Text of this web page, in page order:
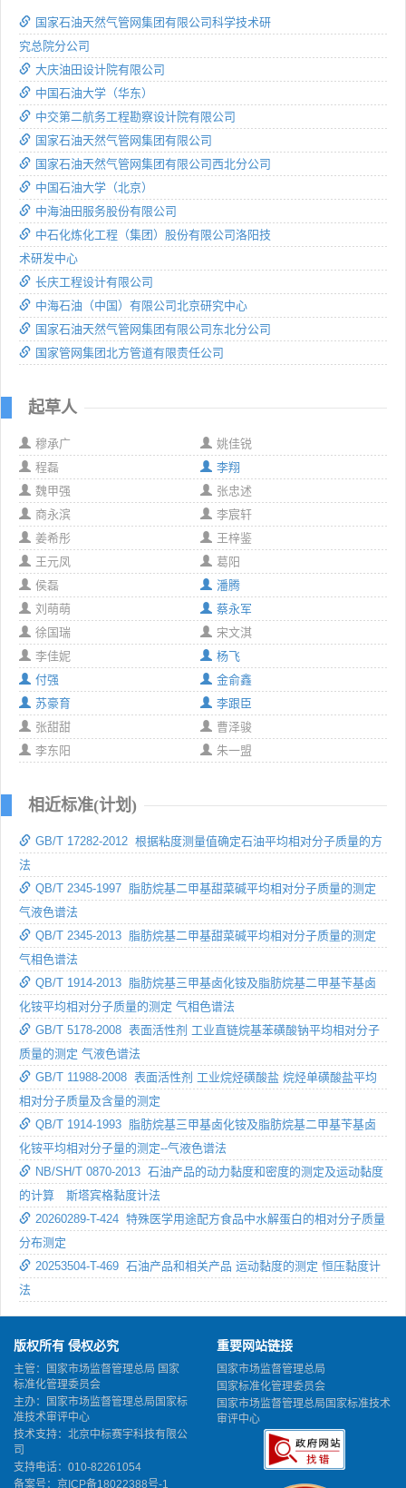
国家石油天然气管网集团有限公司科学技术研
究总院分公司
大庆油田设计院有限公司
中国石油大学（华东）
中交第二航务工程勘察设计院有限公司
国家石油天然气管网集团有限公司
国家石油天然气管网集团有限公司西北分公司
中国石油大学（北京）
中海油田服务股份有限公司
中石化炼化工程（集团）股份有限公司洛阳技
术研发中心
长庆工程设计有限公司
中海石油（中国）有限公司北京研究中心
国家石油天然气管网集团有限公司东北分公司
国家管网集团北方管道有限责任公司
起草人
穆承广
姚佳锐
程磊
李翔
魏甲强
张忠述
商永滨
李宸轩
姜希彤
王梓鉴
王元凤
葛阳
侯磊
潘腾
刘萌萌
蔡永军
徐国瑞
宋文淇
李佳妮
杨飞
付强
金俞鑫
苏豪育
李跟臣
张甜甜
曹泽骏
李东阳
朱一盟
相近标准(计划)
GB/T 17282-2012 根据粘度测量值确定石油平均相对分子质量的方
法
QB/T 2345-1997 脂肪烷基二甲基甜菜碱平均相对分子质量的测定
气液色谱法
QB/T 2345-2013 脂肪烷基二甲基甜菜碱平均相对分子质量的测定
气相色谱法
QB/T 1914-2013 脂肪烷基三甲基卤化铵及脂肪烷基二甲基苄基卤
化铵平均相对分子质量的测定 气相色谱法
GB/T 5178-2008 表面活性剂 工业直链烷基苯磺酸钠平均相对分子
质量的测定 气液色谱法
GB/T 11988-2008 表面活性剂 工业烷烃磺酸盐 烷烃单磺酸盐平均
相对分子质量及含量的测定
QB/T 1914-1993 脂肪烷基三甲基卤化铵及脂肪烷基二甲基苄基卤
化铵平均相对分子量的测定--气液色谱法
NB/SH/T 0870-2013 石油产品的动力黏度和密度的测定及运动黏度
的计算 斯塔宾格黏度计法
20260289-T-424 特殊医学用途配方食品中水解蛋白的相对分子质量
分布测定
20253504-T-469 石油产品和相关产品 运动黏度的测定 恒压黏度计
法
版权所有 侵权必究
主管：国家市场监督管理总局 国家
标准化管理委员会
主办：国家市场监督管理总局国家标
准技术审评中心
技术支持：北京中标赛宇科技有限公
司
支持电话：010-82261054
备案号： 京ICP备18022388号-1
重要网站链接
国家市场监督管理总局
国家标准化管理委员会
国家市场监督管理总局国家标准技术
审评中心